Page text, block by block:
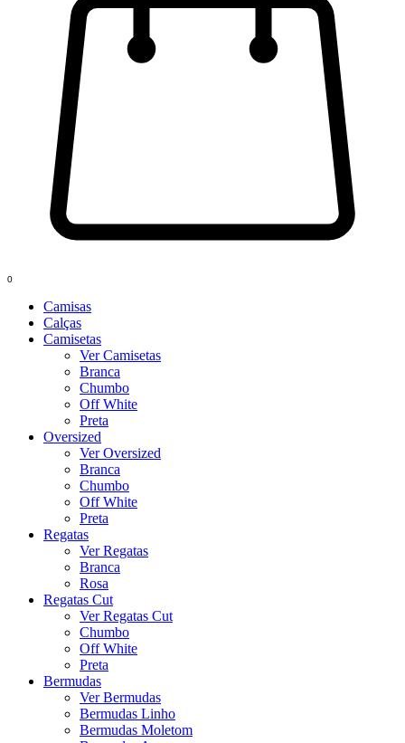
0
Camisas
Calças
Camisetas
Ver Camisetas
Branca
Chumbo
Off White
Preta
Oversized
Ver Oversized
Branca
Chumbo
Off White
Preta
Regatas
Ver Regatas
Branca
Rosa
Regatas Cut
Ver Regatas Cut
Chumbo
Off White
Preta
Bermudas
Ver Bermudas
Bermudas Linho
Bermudas Moletom